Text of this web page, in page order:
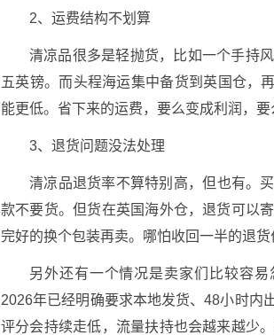
2、运费结构不划算
清凉品很多是轻抛货，比如一个手持
五英镑。而头程海运集中备货到英国仓，
能更低。省下来的运费，要么变成利润，要
3、退货问题没法处理
清凉品退货率不算特别高，但也有。
款不要货。但货在英国海外仓，退货可以
完好的换个包装再卖。哪怕收回一半的退货
另外还有一个情况是卖家们比较容易
2026年已经明确要求本地发货、48小时内
评分会持续走低，流量扶持也会越来越少